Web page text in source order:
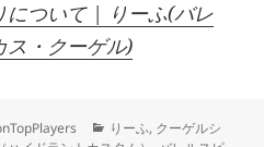
について | りーふ(バレ
ス・クーゲル)
カ
りーふ, クーゲルシ